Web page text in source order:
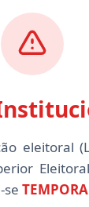
eleitoral